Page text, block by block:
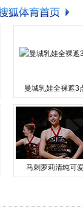
曼城乳娃全裸遮3
马刺萝莉清纯可